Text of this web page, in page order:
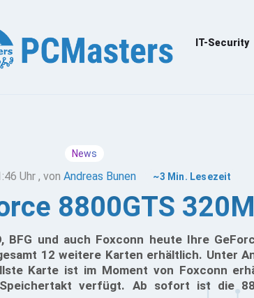
IT-Security
News
Uhr , vonAndreas Bunen ~3 Min. Lesezeit
8800GTS
BFG und auch Foxconn heute Ihre
12 weitere Karten erhältlich. Unter
Karte ist im Moment von Foxconn
verfügt. Ab sofort ist die